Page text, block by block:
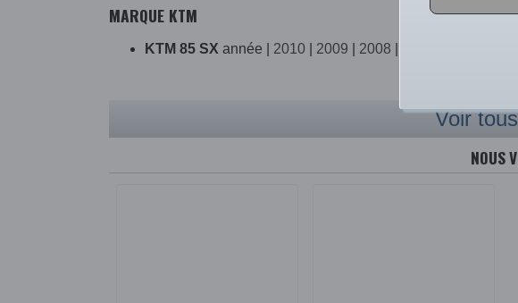
MARQUE KTM
KTM 85 SX année | 2010 2009 2008
Voir
NOUS